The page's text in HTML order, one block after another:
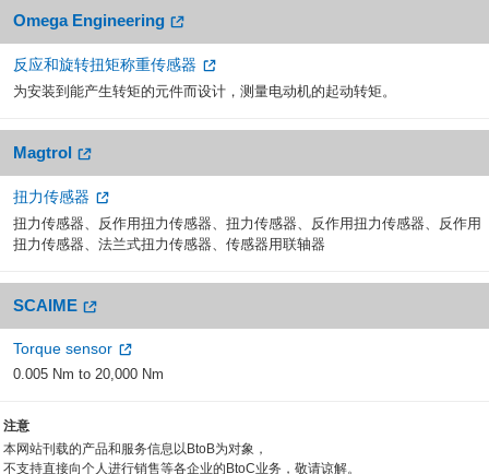
Omega Engineering
反应和旋转扭矩称重传感器
为安装到能产生转矩的元件而设计，测量电动机的起动转矩。
Magtrol
扭力传感器
扭力传感器、反作用扭力传感器、扭力传感器、反作用扭力传感器、反作用
扭力传感器、法兰式扭力传感器、传感器用联轴器
SCAIME
Torque sensor
0.005 Nm to 20,000 Nm
注意
本网站刊载的产品和服务信息以BtoB为对象，
不支持直接向个人进行销售等各企业的BtoC业务，敬请谅解。